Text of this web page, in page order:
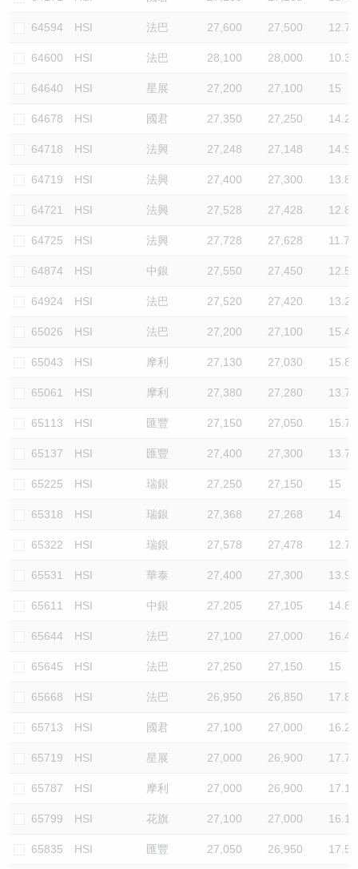
64594 HSI 法巴 27,600 27,500 12.7
64600 HSI 法巴 28,100 28,000 10.3
64640 HSI 星展 27,200 27,100 15
64678 HSI 國君 27,350 27,250 14.2
64718 HSI 法興 27,248 27,148 14.9
64719 HSI 法興 27,400 27,300 13.8
64721 HSI 法興 27,528 27,428 12.8
64725 HSI 法興 27,728 27,628 11.7
64874 HSI 中銀 27,550 27,450 12.5
64924 HSI 法巴 27,520 27,420 13.2
65026 HSI 法巴 27,200 27,100 15.4
65043 HSI 摩利 27,130 27,030 15.8
65061 HSI 摩利 27,380 27,280 13.7
65113 HSI 匯豐 27,150 27,050 15.7
65137 HSI 匯豐 27,400 27,300 13.7
65225 HSI 瑞銀 27,250 27,150 15
65318 HSI 瑞銀 27,368 27,268 14
65322 HSI 瑞銀 27,578 27,478 12.7
65531 HSI 華泰 27,400 27,300 13.9
65611 HSI 中銀 27,205 27,105 14.8
65644 HSI 法巴 27,100 27,000 16.4
65645 HSI 法巴 27,250 27,150 15
65668 HSI 法巴 26,950 26,850 17.8
65713 HSI 國君 27,100 27,000 16.2
65719 HSI 星展 27,000 26,900 17.7
65787 HSI 摩利 27,000 26,900 17.1
65799 HSI 花旗 27,100 27,000 16.1
65835 HSI 匯豐 27,050 26,950 17.5